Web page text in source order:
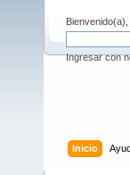
Bienvenido(a),
Ingresar con
Inicio